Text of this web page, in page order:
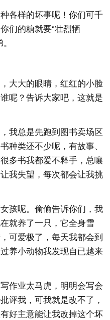
各样的坏事呢！你们可千
们的糖就要“壮烈牺
大大的眼睛，红红的小脸
呢？告诉大家吧，这就是
我总是先跑到图书卖场区
种类还不少呢，有故事、
多书我都爱不释手，总嚷
我失望，每次都会让我挑
孩呢。偷偷告诉你们，我
就养了一只，它全身雪
可爱极了，每天我都会到
养小动物我发现自已越来
作业太马虎，明明会写会
评我，可我就是改不了，
好主意能让我改掉这个坏